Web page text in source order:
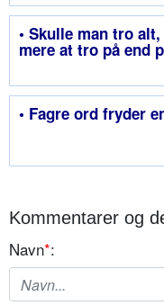
• Skulle man tro
mere at tro på end
• Fagre ord fryder
Kommentarer og
Navn*: